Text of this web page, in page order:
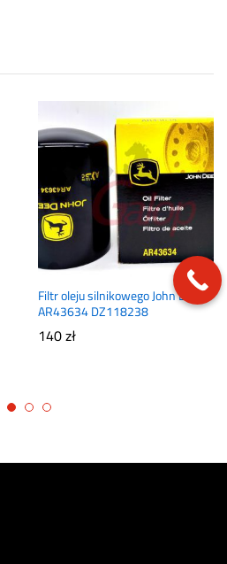
Filtr oleju silnikowego John Deere
AR43634 DZ118238
140zł